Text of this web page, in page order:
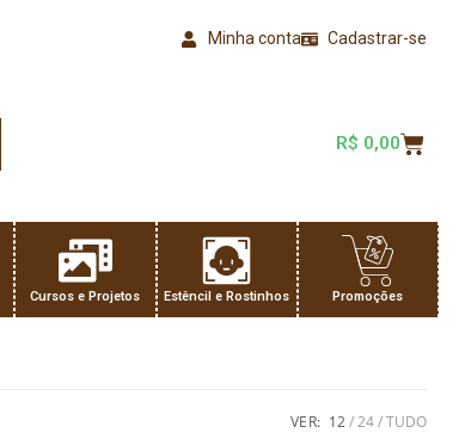
Cadastrar-se
Minha conta
R$ 0,00
Cursos e Projetos Estêncil e Rostinhos Promoções
VER: 12 24 TUDO